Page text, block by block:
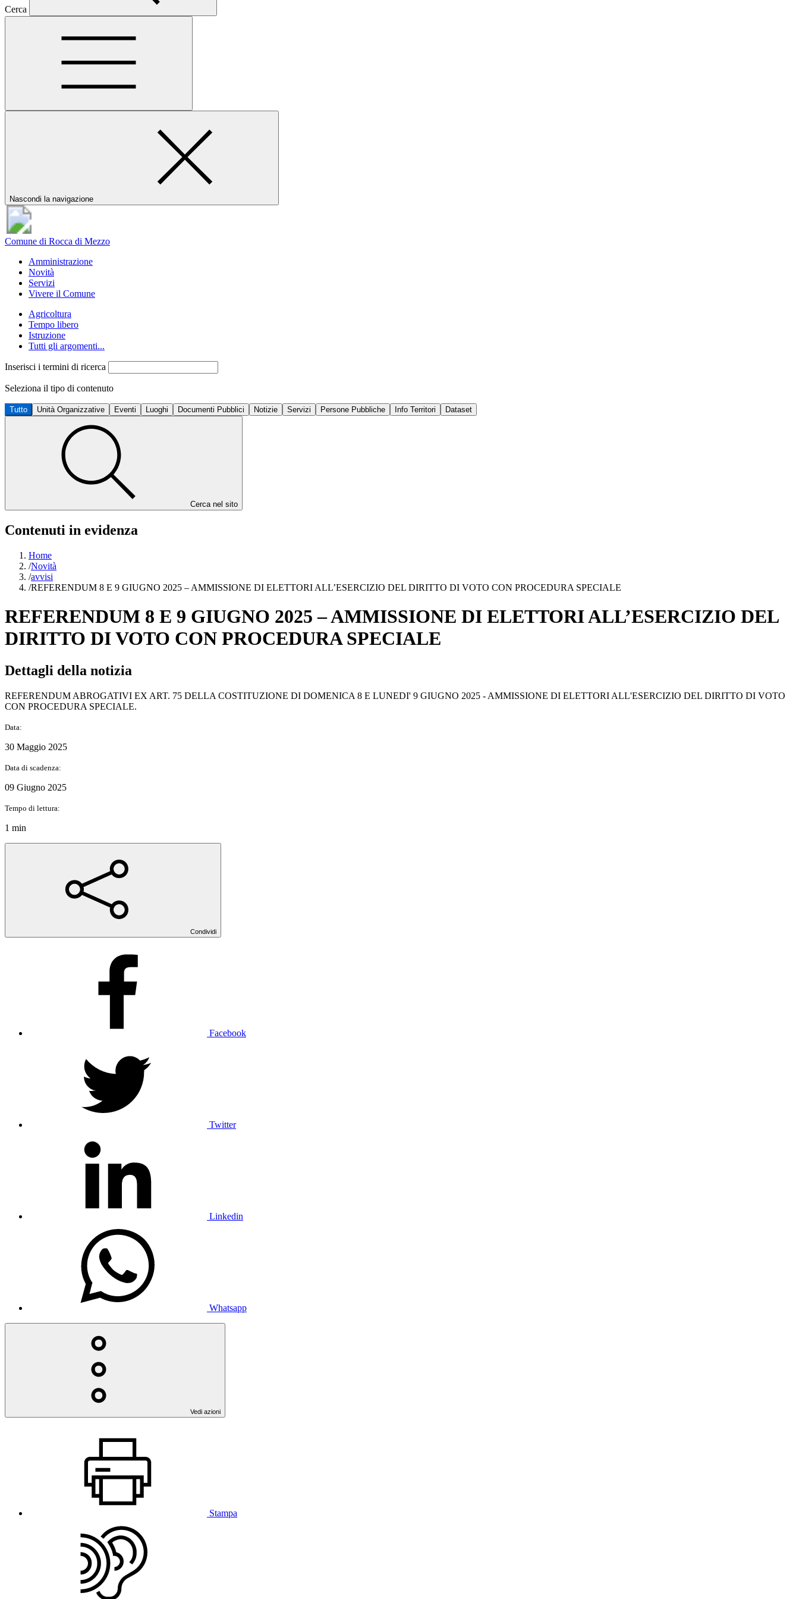
Cerca
Nascondi la navigazione
Comune di Rocca di Mezzo
Amministrazione
Novità
Servizi
Vivere il Comune
Agricoltura
Tempo libero
Istruzione
Tutti gli argomenti...
Inserisci i termini di ricerca
Seleziona il tipo di contenuto
Tutto Unità Organizzative Eventi Luoghi Documenti Pubblici Notizie Servizi Persone Pubbliche Info Territori Dataset
Cerca nel sito
Contenuti in evidenza
Home
/Novità
/avvisi
/REFERENDUM 8 E 9 GIUGNO 2025 – AMMISSIONE DI ELETTORI ALL’ESERCIZIO DEL DIRITTO DI VOTO CON PROCEDURA SPECIALE
REFERENDUM 8 E 9 GIUGNO 2025 – AMMISSIONE DI ELETTORI ALL’ESERCIZIO DEL
DIRITTO DI VOTO CON PROCEDURA SPECIALE
Dettagli della notizia
REFERENDUM ABROGATIVI EX ART. 75 DELLA COSTITUZIONE DI DOMENICA 8 E LUNEDI' 9 GIUGNO 2025 - AMMISSIONE DI ELETTORI ALL'ESERCIZIO DEL DIRITTO DI VOTO
CON PROCEDURA SPECIALE.
Data:
30 Maggio 2025
Data di scadenza:
09 Giugno 2025
Tempo di lettura:
1 min
Condividi
Facebook
Twitter
Linkedin
Whatsapp
Vedi azioni
Stampa